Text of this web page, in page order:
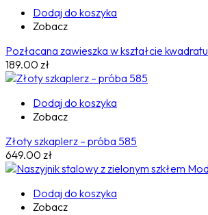
Dodaj do koszyka
Zobacz
Pozłacana zawieszka w kształcie kwadratu
189.00 zł
Dodaj do koszyka
Zobacz
Złoty szkaplerz – próba 585
649.00 zł
Dodaj do koszyka
Zobacz